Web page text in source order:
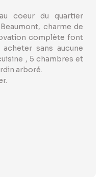
coeur du quartier
charme de
complète font
sans aucune
, 5 chambres et
arboré.